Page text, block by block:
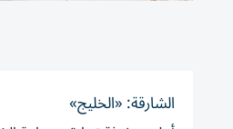
الشارقة: «الخليج»